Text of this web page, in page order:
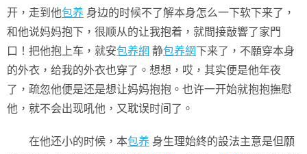
开，走到他包养 身边的时候不了解本身怎么一下软下来了，
和他说妈妈抱下，很顺从的让我抱着，就間接敲響了家門
口！把他抱上车，就安包养網 静包养網下来了，不願穿本身
的外衣，给我的外衣也穿了。想想，哎，其实便是他年夜
了，疏忽他便是还是想让妈妈抱抱。也许一开始就抱抱撫慰
他，就不会出现吼他，又耽误时间了。
在他还小的时候，本包养 身生理始終的設法主意是但願